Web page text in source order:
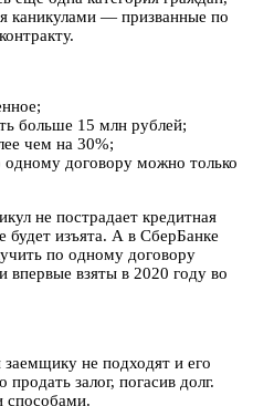
каникулами — призванные по
больше 15 млн рублей;
чем на 30%;
договору можно только
не пострадает кредитная
будет изъята. А в СберБанке
по одному договору
впервые взяты в 2020 году во
не подходят и его
залог, погасив долг.
способами.